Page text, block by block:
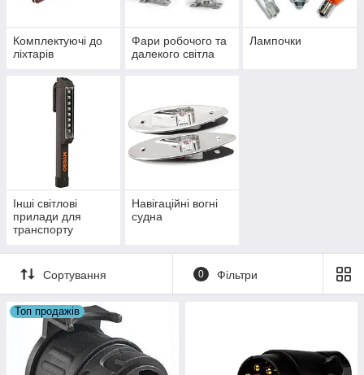
Комплектуючі до
ліхтарів
Фари робочого та
далекого світла
Лампочки
Інші світлові
прилади для
транспорту
Навігаційні вогні
судна
Сортування 0 Фільтри
Топ продажів